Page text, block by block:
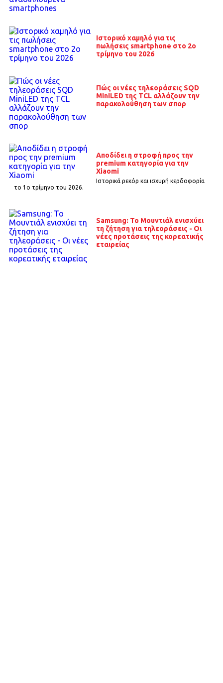
Ιστορικό χαμηλό για τις
πωλήσεις smartphone στο 2ο
τρίμηνο του 2026
Πώς οι νέες τηλεοράσεις SQD
MiniLED της TCL αλλάζουν την
παρακολούθηση των σπορ
Αποδίδει η στροφή προς την
premium κατηγορία για την
Xiaomi
Ιστορικά ρεκόρ και ισχυρή κερδοφορία
το 1o τρίμηνο του 2026.
Samsung: Το Μουντιάλ ενισχύει
τη ζήτηση για τηλεοράσεις - Οι
νέες προτάσεις της κορεατικής
εταιρείας